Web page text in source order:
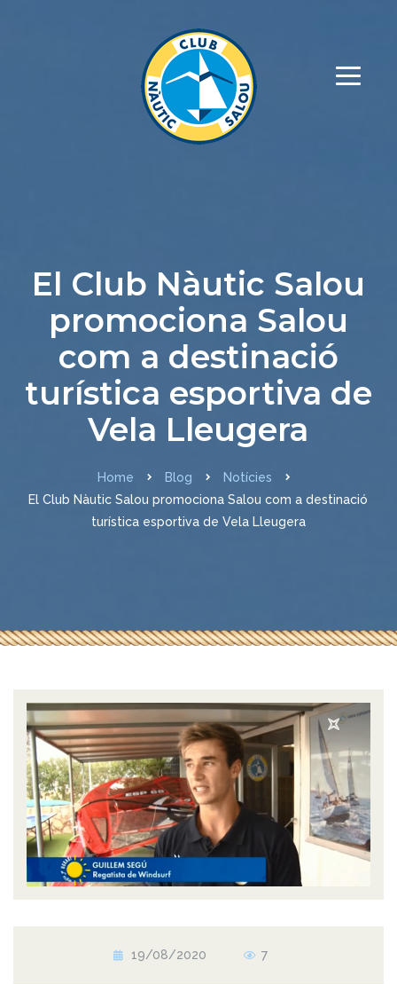
El Club Nàutic Salou
promociona Salou
com a destinació
turística esportiva de
Vela Lleugera
Home Blog
Notícies
El Club Nàutic Salou promociona Salou com a destinació
turística esportiva de Vela Lleugera
19/08/2020 7